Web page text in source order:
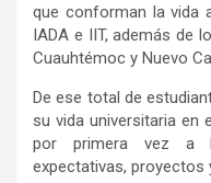
que conforman la vida
IADA e IIT, además de
Cuauhtémoc y Nuevo
De ese total de
su vida universitaria en
por primera vez a
expectativas, proyectos